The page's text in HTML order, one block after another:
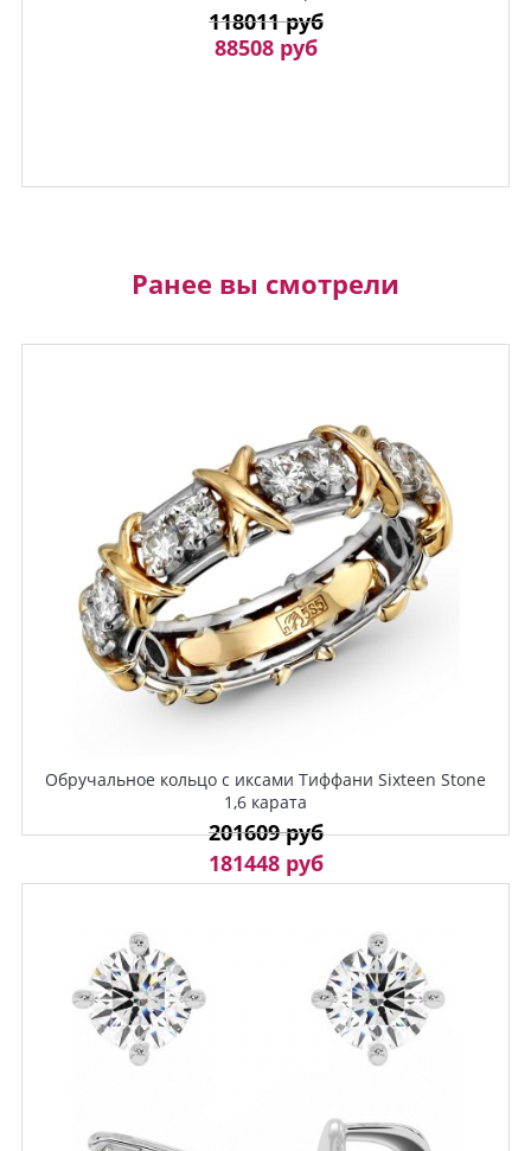
118011 руб
88508 руб
Ранее вы смотрели
Обручальное кольцо с иксами Тиффани Sixteen Stone
1,6 карата
201609 руб
181448 руб